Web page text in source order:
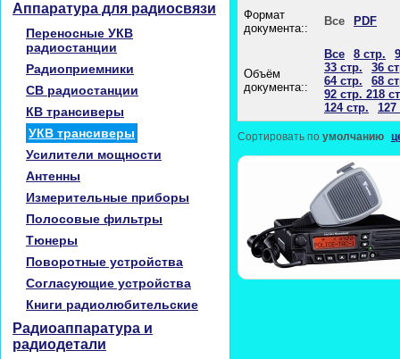
Аппаратура для радиосвязи
Переносные УКВ
радиостанции
Радиоприемники
CB радиостанции
КВ трансиверы
УКВ трансиверы
Усилители мощности
Антенны
Измерительные приборы
Полосовые фильтры
Тюнеры
Поворотные устройства
Согласующие устройства
Книги радиолюбительские
Радиоаппаратура и
радиодетали
Формат
документа::
Все PDF
Объём
документа::
Все 8 стр.
33 стр.
36
64 стр.
68
92 стр. 218
124 стр.
127
Сортировать по умолчанию